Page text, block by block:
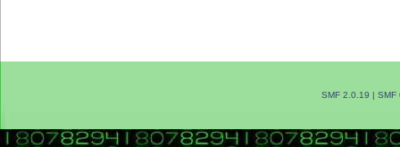
SMF 2.0.19 | SMF